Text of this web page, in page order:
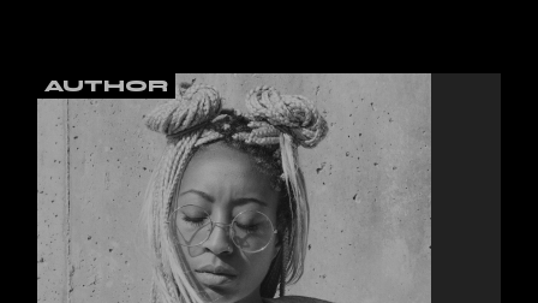
AUTHOR